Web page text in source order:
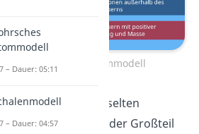
Rutherford Atommodell
Teilchen wurden selten
, weil der Großteil
– Dauer: 05:11
– Dauer: 04:57